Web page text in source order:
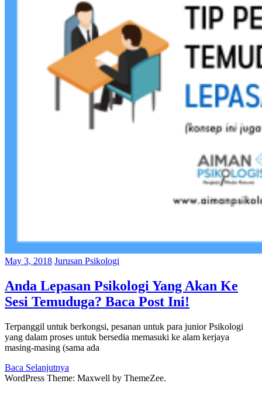
May 3, 2018 Jurusan Psikologi
Anda Lepasan Psikologi Yang Akan Ke
Sesi Temuduga? Baca Post Ini!
Terpanggil untuk berkongsi, pesanan untuk para junior Psikologi
yang dalam proses untuk bersedia memasuki ke alam kerjaya
masing-masing (sama ada
Baca Selanjutnya
WordPress Theme: Maxwell by ThemeZee.